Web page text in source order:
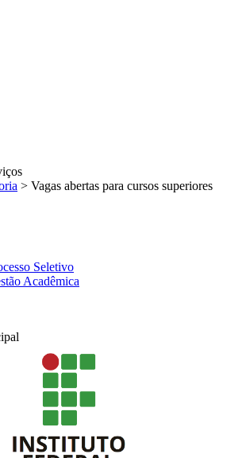
> Vagas abertas para cursos superiores
Seletivo
Acadêmica